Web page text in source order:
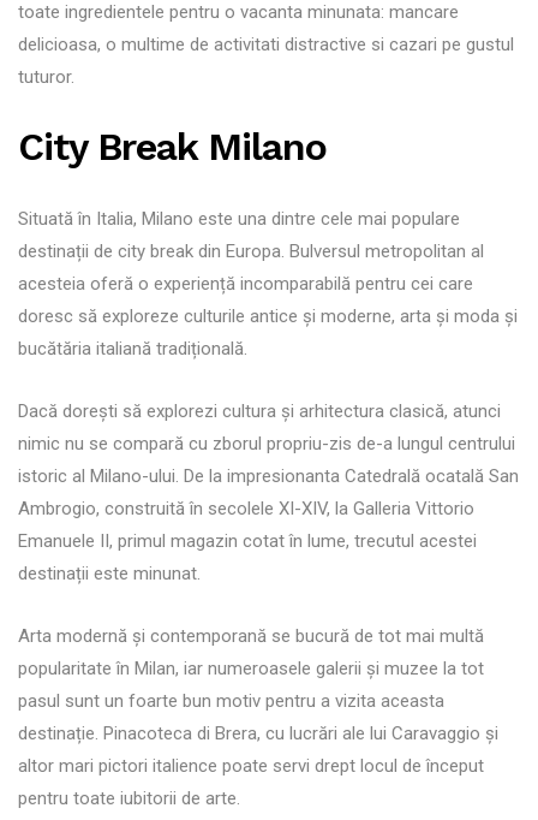
toate ingredientele pentru o vacanta minunata: mancare
delicioasa, o multime de activitati distractive si cazari pe gustul
tuturor.
City Break Milano
Situată în Italia, Milano este una dintre cele mai populare
destinații de city break din Europa. Bulversul metropolitan al
acesteia oferă o experiență incomparabilă pentru cei care
doresc să exploreze culturile antice și moderne, arta și moda și
bucătăria italiană tradițională.
Dacă dorești să explorezi cultura și arhitectura clasică, atunci
nimic nu se compară cu zborul propriu-zis de-a lungul centrului
istoric al Milano-ului. De la impresionanta Catedrală ocatală San
Ambrogio, construită în secolele XI-XIV, la Galleria Vittorio
Emanuele II, primul magazin cotat în lume, trecutul acestei
destinații este minunat.
Arta modernă și contemporană se bucură de tot mai multă
popularitate în Milan, iar numeroasele galerii și muzee la tot
pasul sunt un foarte bun motiv pentru a vizita aceasta
destinație. Pinacoteca di Brera, cu lucrări ale lui Caravaggio și
altor mari pictori italience poate servi drept locul de început
pentru toate iubitorii de arte.